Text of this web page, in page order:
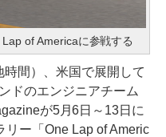
of Americaに参戦する
間）、米国で展開して
ドのエンジニアチーム
が5月6日～13日に
ー「One Lap of Americ